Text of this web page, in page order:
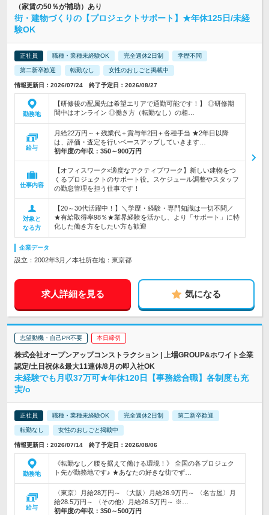
（家賃の50％が補助）あり
街・建物づくりの【プロジェクトサポート】★年休125日/未経
験OK
正社員 職種・業種未経験OK 完全週休2日制 学歴不問
第二新卒歓迎 転勤なし 女性のおしごと掲載中
情報更新日：2026/07/24 終了予定日：2026/08/27
勤務地
【研修後の配属先は希望エリアで通勤可能です！】 ◎研修期
間中はオンライン ◎働き方（転勤なし）の相…
給与
月給22万円～＋残業代＋賞与年2回＋各種手当 ★2年目以降
は、評価・査定を行いベースアップしていきます…
初年度の年収： 350～900万円
仕事内容
【オフィスワーク×適度なアクティブワーク】新しい建物をつ
くるプロジェクトのサポート役。スケジュール調整やスタッフ
の勤怠管理を担う仕事です！
対象と
なる方
【20～30代活躍中！】＼学歴・経験・専門知識は一切不問／
★有給取得率98％★業界経験を活かし、より「サポート」に特
化した働き方をしたい方も歓迎
企業データ
設立：2002年3月／本社所在地：東京都
求人詳細を見る 気になる
志望動機・自己PR不要 本日締切
株式会社オープンアップコンストラクション | 上場GROUP&ホワイト企業
認定/土日祝休&最大11連休/8月の即入社OK
未経験でも月収37万可★年休120日【事務総合職】各制度も充
実/o
正社員 職種・業種未経験OK 完全週休2日制 第二新卒歓迎
転勤なし 女性のおしごと掲載中
情報更新日：2026/07/14 終了予定日：2026/08/06
勤務地
《転勤なし／腰を据えて働ける環境！》 全国の各プロジェク
ト先が勤務地です♪ ★あなたの好きな街でず…
給与
〈東京〉月給28万円～ 〈大阪〉月給26.9万円～ 〈名古屋〉月
給28.5万円～ 〈その他〉月給26.5万円～ ※…
初年度の年収： 350～500万円